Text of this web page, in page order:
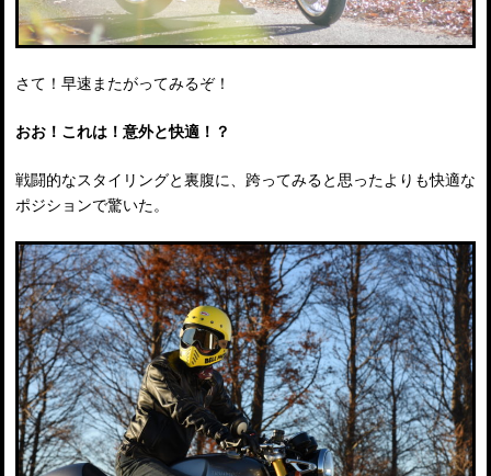
さて！早速またがってみるぞ！
おお！これは！意外と快適！？
戦闘的なスタイリングと裏腹に、跨ってみると思ったよりも快適な
ポジションで驚いた。